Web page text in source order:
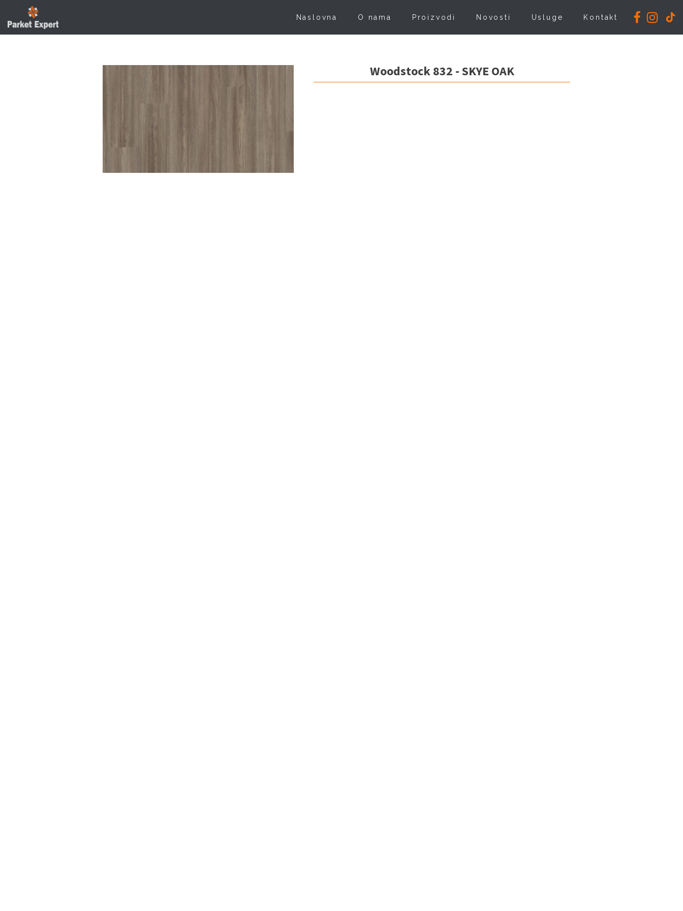
Naslovna O nama Proizvodi Novosti Usluge Kontakt
Woodstock 832 - SKYE OAK